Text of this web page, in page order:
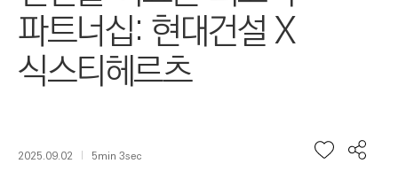
파트너십: 현대건설 X
식스티헤르츠
2025.09.02 5min 3sec